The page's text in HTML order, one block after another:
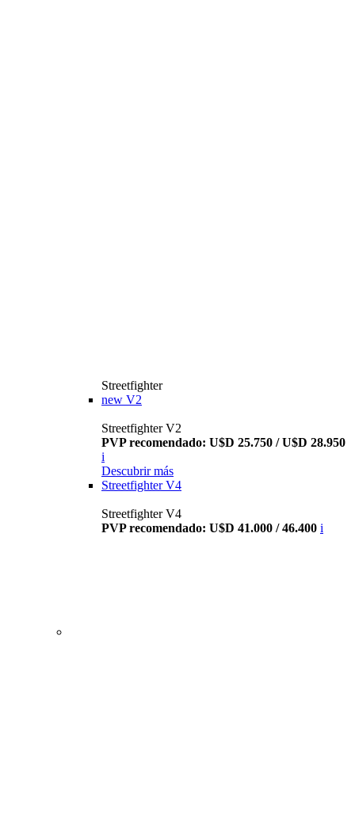
Streetfighter
new V2
Streetfighter V2
PVP recomendado: U$D 25.750 / U$D 28.950
i
Descubrir más
Streetfighter V4
Streetfighter V4
PVP recomendado: U$D 41.000 / 46.400 i